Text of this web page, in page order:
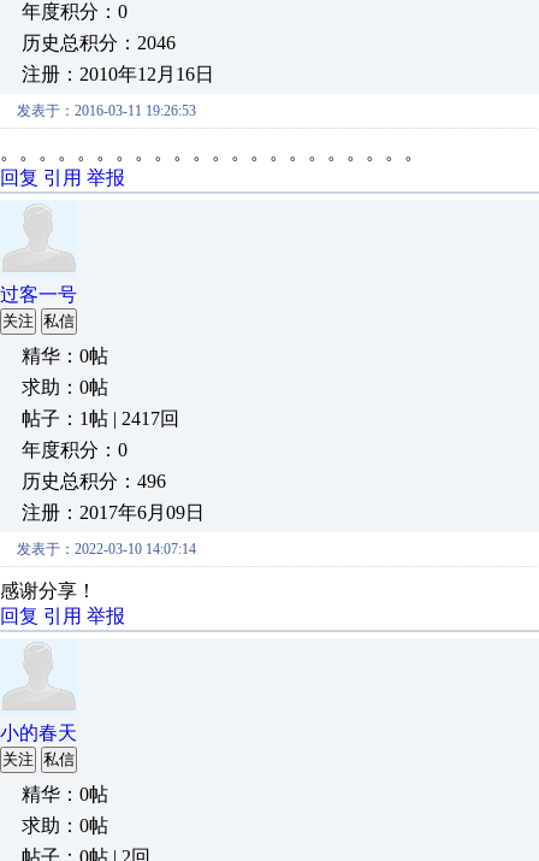
年度积分：0
历史总积分：2046
注册：2010年12月16日
发表于：2016-03-11 19:26:53
。。。。。。。。。。。。。。。。。。。。。。
回复 引用 举报
过客一号
关注 私信
精华：0帖
求助：0帖
帖子：1帖 | 2417回
年度积分：0
历史总积分：496
注册：2017年6月09日
发表于：2022-03-10 14:07:14
感谢分享！
回复 引用 举报
小的春天
关注 私信
精华：0帖
求助：0帖
帖子：0帖 | 2回